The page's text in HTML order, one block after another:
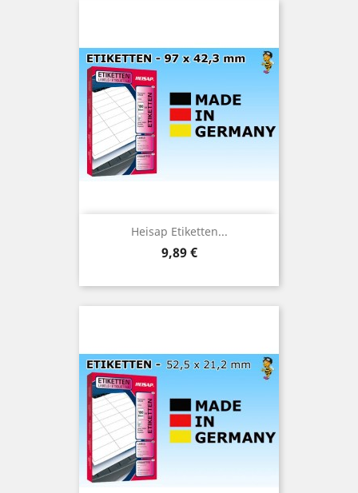
Heisap Etiketten...
Preis
9,89 €